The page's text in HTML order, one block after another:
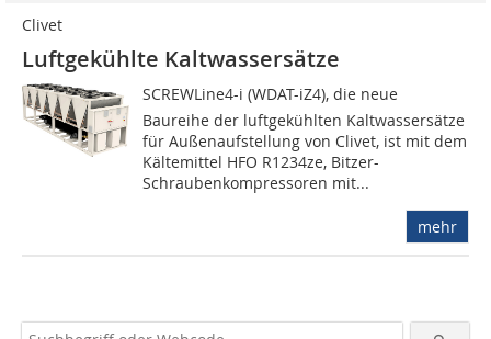
Clivet
Luftgekühlte Kaltwassersätze
SCREWLine4-i (WDAT-iZ4), die neue
Baureihe der luftgekühlten Kaltwassersätze
für Außenaufstellung von Clivet, ist mit dem
Kältemittel HFO R1234ze, Bitzer-
Schraubenkompressoren mit...
mehr